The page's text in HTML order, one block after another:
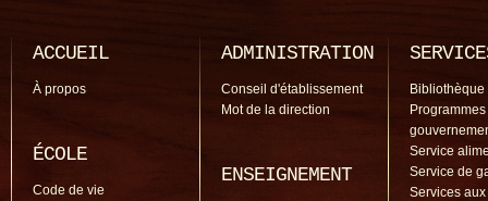
ACCUEIL
À propos
ÉCOLE
Code de vie
ADMINISTRATION
Conseil d'établissement
Mot de la direction
ENSEIGNEMENT
Bibliothèque
Programmes
Service
Service de
Services